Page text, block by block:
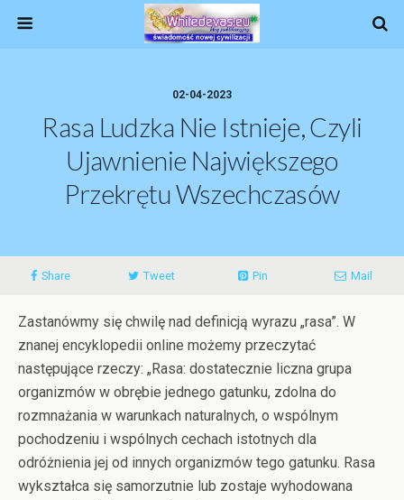
02-04-2023
Rasa Ludzka Nie Istnieje, Czyli
Ujawnienie Największego
Przekrętu Wszechczasów
Share Tweet Pin Mail
Zastanówmy się chwilę nad definicją wyrazu „rasa”. W
znanej encyklopedii online możemy przeczytać
następujące rzeczy: „Rasa: dostatecznie liczna grupa
organizmów w obrębie jednego gatunku, zdolna do
rozmnażania w warunkach naturalnych, o wspólnym
pochodzeniu i wspólnych cechach istotnych dla
odróżnienia jej od innych organizmów tego gatunku. Rasa
wykształca się samorzutnie lub zostaje wyhodowana